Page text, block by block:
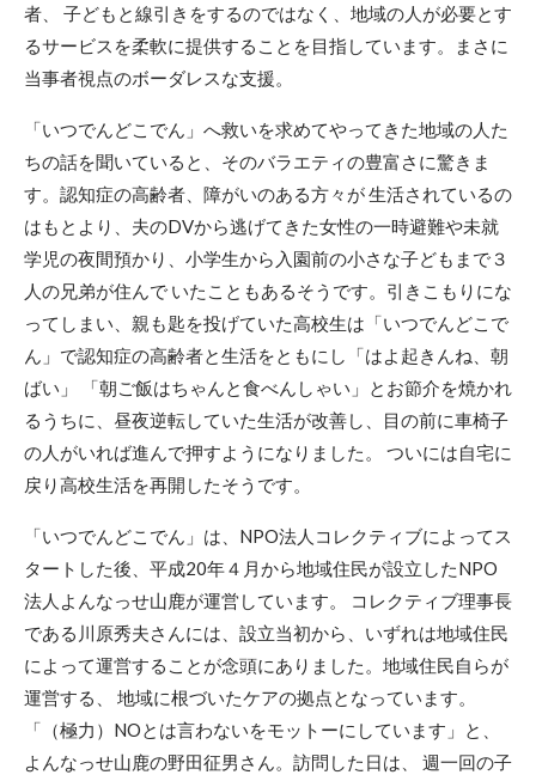
者、 子どもと線引きをするのではなく、地域の人が必要とす
るサービスを柔軟に提供することを目指しています。まさに
当事者視点のボーダレスな支援。
「いつでんどこでん」へ救いを求めてやってきた地域の人た
ちの話を聞いていると、そのバラエティの豊富さに驚きま
す。認知症の高齢者、障がいのある方々が 生活されているの
はもとより、夫のDVから逃げてきた女性の一時避難や未就
学児の夜間預かり、小学生から入園前の小さな子どもまで３
人の兄弟が住んで いたこともあるそうです。引きこもりにな
ってしまい、親も匙を投げていた高校生は「いつでんどこで
ん」で認知症の高齢者と生活をともにし「はよ起きんね、朝
ばい」 「朝ご飯はちゃんと食べんしゃい」とお節介を焼かれ
るうちに、昼夜逆転していた生活が改善し、目の前に車椅子
の人がいれば進んで押すようになりました。 ついには自宅に
戻り高校生活を再開したそうです。
「いつでんどこでん」は、NPO法人コレクティブによってス
タートした後、平成20年４月から地域住民が設立したNPO
法人よんなっせ山鹿が運営しています。 コレクティブ理事長
である川原秀夫さんには、設立当初から、いずれは地域住民
によって運営することが念頭にありました。地域住民自らが
運営する、 地域に根づいたケアの拠点となっています。
「（極力）NOとは言わないをモットーにしています」と、
よんなっせ山鹿の野田征男さん。訪問した日は、 週一回の子